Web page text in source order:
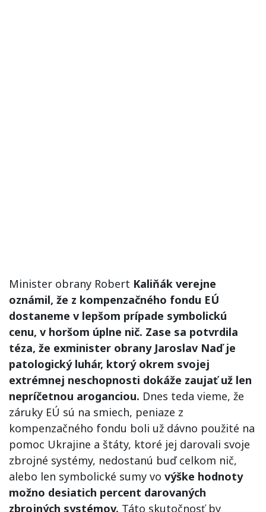
Minister obrany Robert Kaliňák verejne
oznámil, že z kompenzačného fondu EÚ
dostaneme v lepšom prípade symbolickú
cenu, v horšom úplne nič. Zase sa potvrdila
téza, že exminister obrany Jaroslav Naď je
patologický luhár, ktorý okrem svojej
extrémnej neschopnosti dokáže zaujať už len
nepríčetnou aroganciou. Dnes teda vieme, že
záruky EÚ sú na smiech, peniaze z
kompenzačného fondu boli už dávno použité na
pomoc Ukrajine a štáty, ktoré jej darovali svoje
zbrojné systémy, nedostanú buď celkom nič,
alebo len symbolické sumy vo výške hodnoty
možno desiatich percent darovaných
zbrojných systémov. Táto skutočnosť by